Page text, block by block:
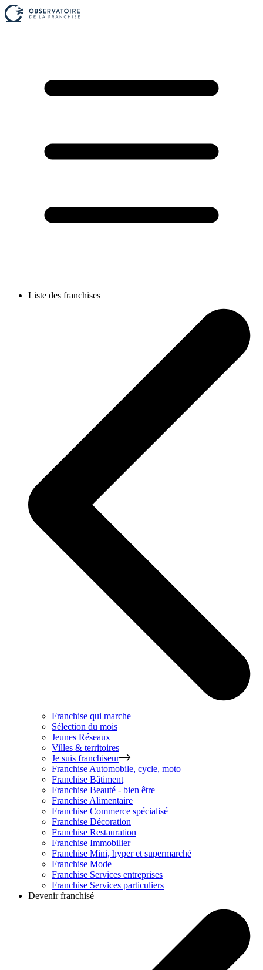
Liste des franchises
Franchise qui marche
Sélection du mois
Jeunes Réseaux
Villes & territoires
Je suis franchiseur
Franchise Automobile, cycle, moto
Franchise Bâtiment
Franchise Beauté - bien être
Franchise Alimentaire
Franchise Commerce spécialisé
Franchise Décoration
Franchise Restauration
Franchise Immobilier
Franchise Mini, hyper et supermarché
Franchise Mode
Franchise Services entreprises
Franchise Services particuliers
Devenir franchisé